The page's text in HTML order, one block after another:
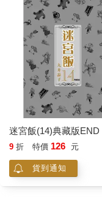
迷宮飯(14)典藏版END
9 折 特價 126 元
貨到通知